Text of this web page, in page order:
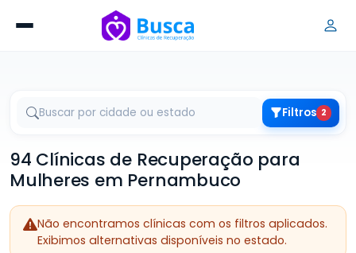
Filtros 2
94 Clínicas de Recuperação para
Mulheres em Pernambuco
Não encontramos clínicas com os filtros aplicados.
Exibimos alternativas disponíveis no estado.